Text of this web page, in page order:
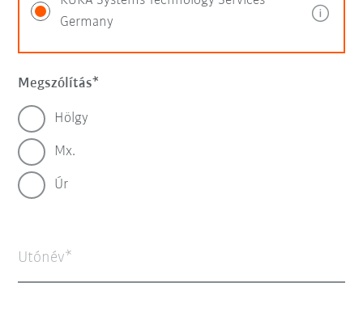
Germany
Megszólítás
Hölgy
Mx.
Úr
Utónév